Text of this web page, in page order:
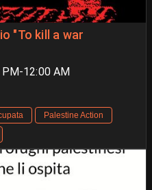
"To kill a war
12:00 AM
Palestine Action